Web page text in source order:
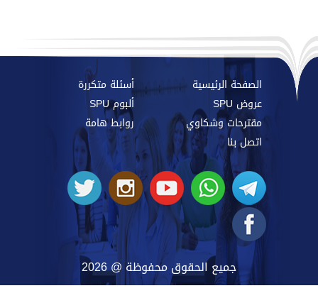
الصفحة الرئيسية
أسئلة متكررة
عروض SPU
ألبوم SPU
مقترحات وشكاوي
روابط هامة
اتصل بنا
جميع الحقوق محفوظة @ 2026